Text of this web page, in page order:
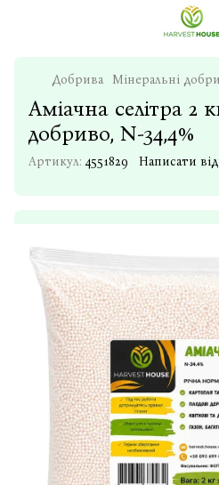
Добрива Мінеральні
Аміачна селітра 2
добриво, N-34,4%
Артикул: 4551829 Написати